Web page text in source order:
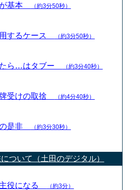
が基本 （約3分50秒）
するケース （約3分50秒）
たら…はタブー （約3分40秒）
受けの取捨 （約4分40秒）
の是非 （約3分30秒）
ついて（土田のデジタル）
役になる （約3分）